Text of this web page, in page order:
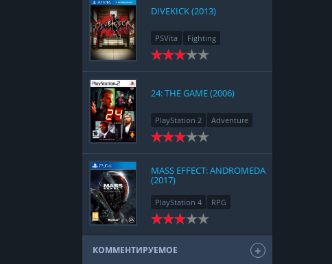
DIVEKICK (2013)
PSVita Fighting
24: THE GAME (2006)
PlayStation 2 Adventure
MASS EFFECT: ANDROMEDA
(2017)
PlayStation 4 RPG
КОММЕНТИРУЕМОЕ